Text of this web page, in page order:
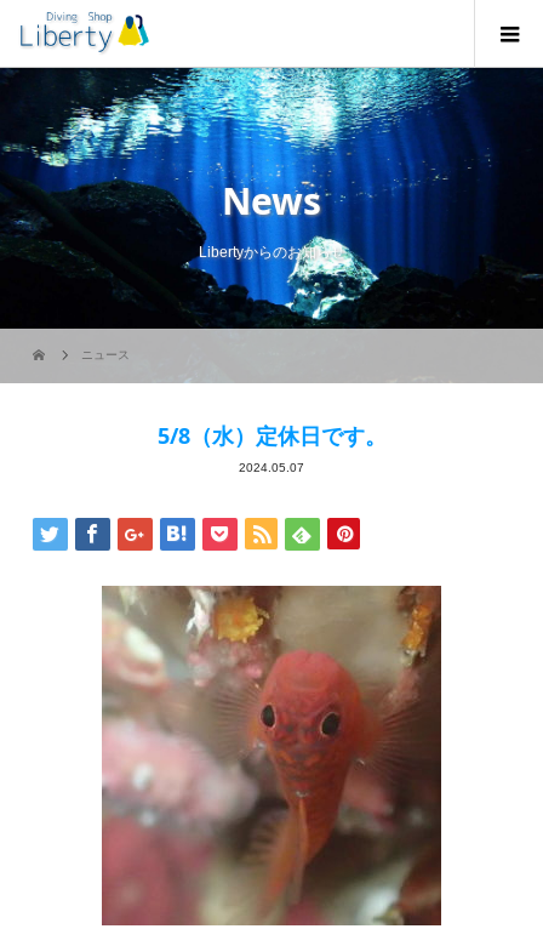
News
Libertyからのお知らせ
ニュース
5/8（水）定休日です。
2024.05.07